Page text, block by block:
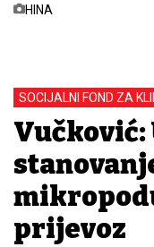
HINA
SOCIJALNI FOND ZA
Vučković:
prijevoz